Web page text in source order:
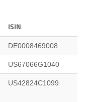
ISIN
DE0008469008
US67066G1040
US42824C1099